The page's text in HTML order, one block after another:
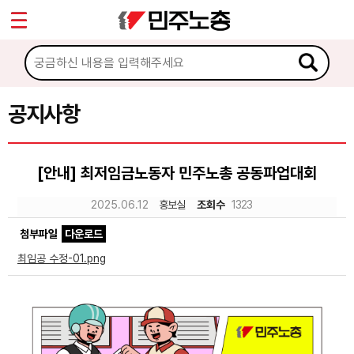
공지사항
[안내] 최저임금노동자 민주노총 공동파업대회
2025.06.12 홍보실 조회수 1323
첨부파일
다운로드
최임공 수정-01.png
마이페이지
소개
소식
공지사항
성명·보도
노동상담
부설기관
Sketchbook5, 스케치북5
Sketchbook5, 스케치북5